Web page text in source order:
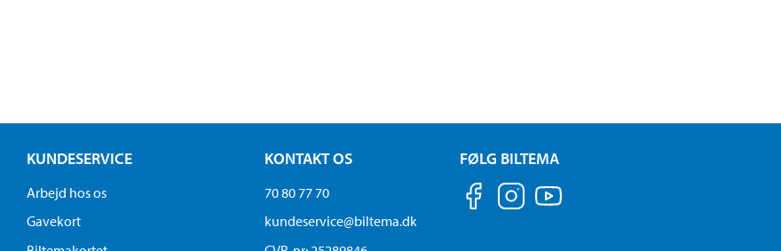
KUNDESERVICE
Arbejd hos os
Gavekort
KONTAKT OS
70 80 77 70
kundeservice@biltema.dk
FØLG BILTEMA